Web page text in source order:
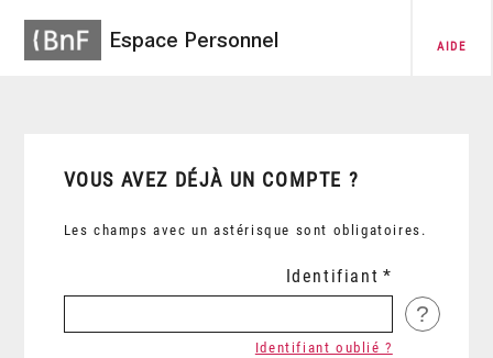
Espace Personnel AIDE
VOUS AVEZ DÉJÀ UN COMPTE ?
Les champs avec un astérisque sont obligatoires.
Identifiant
?
Identifiant oublié ?